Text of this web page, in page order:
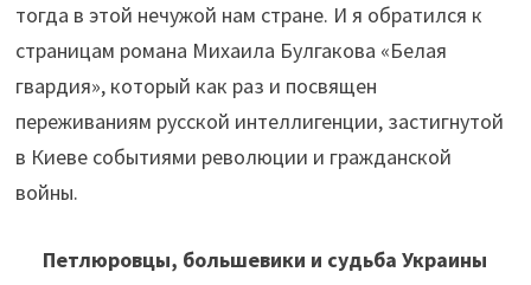
тогда в этой нечужой нам стране. И я обратился к
страницам романа Михаила Булгакова «Белая
гвардия», который как раз и посвящен
переживаниям русской интеллигенции, застигнутой
в Киеве событиями революции и гражданской
войны.
Петлюровцы, большевики и судьба Украины